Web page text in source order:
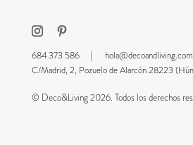
684 373 586 | hola@decoandliving.com
C/Madrid, 2, Pozuelo de Alarcón 28223
© Deco&Living 2026. Todos los derechos